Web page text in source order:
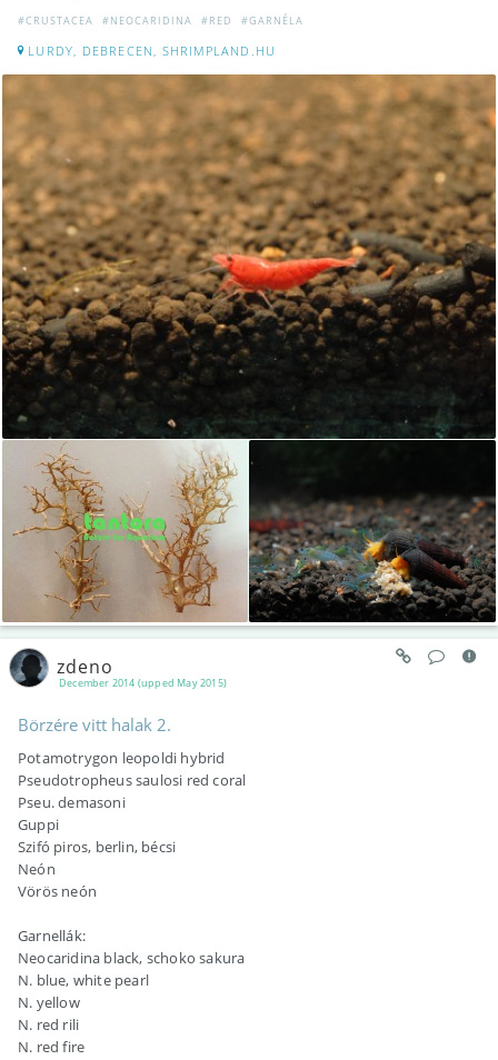
#CRUSTACEA #NEOCARIDINA #RED #GARNÉLA
LURDY, DEBRECEN, SHRIMPLAND.HU
December 2014 (upped May 2015)
zdeno
Börzére vitt halak 2.
Potamotrygon leopoldi hybrid
Pseudotropheus saulosi red coral
Pseu. demasoni
Guppi
Szifó piros, berlin, bécsi
Neón
Vörös neón
Garnellák:
Neocaridina black, schoko sakura
N. blue, white pearl
N. yellow
N. red rili
N. red fire